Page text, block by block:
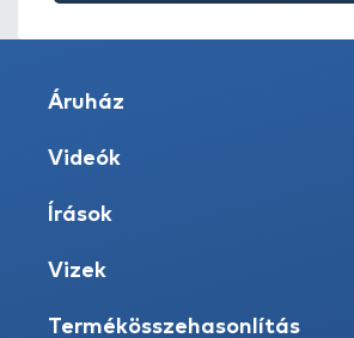
Áruház
Videók
Írások
Vizek
Termékösszehasonlítás